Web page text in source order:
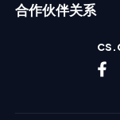
合作伙伴关系